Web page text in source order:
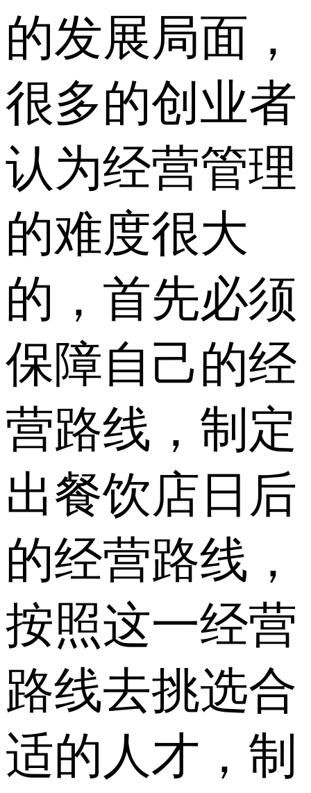
的发展局面，
很多的创业者
认为经营管理
的难度很大
的，首先必须
保障自己的经
营路线，制定
出餐饮店日后
的经营路线，
按照这一经营
路线去挑选合
适的人才，制